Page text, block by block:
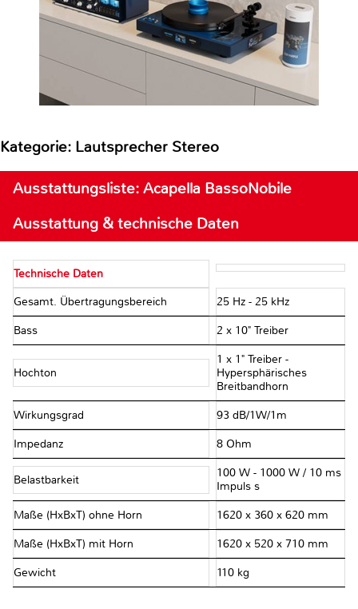
Kategorie: Lautsprecher Stereo
Ausstattungsliste: Acapella BassoNobile
Ausstattung & technische Daten
Technische Daten
Gesamt. Übertragungsbereich 25 Hz - 25 kHz
Bass 2 x 10" Treiber
Hochton
1 x 1" Treiber -
Hypersphärisches
Breitbandhorn
Wirkungsgrad 93 dB/1W/1m
Impedanz 8 Ohm
Belastbarkeit
100 W - 1000 W / 10 ms
Impuls s
Maße (HxBxT) ohne Horn 1620 x 360 x 620 mm
Maße (HxBxT) mit Horn 1620 x 520 x 710 mm
Gewicht 110 kg